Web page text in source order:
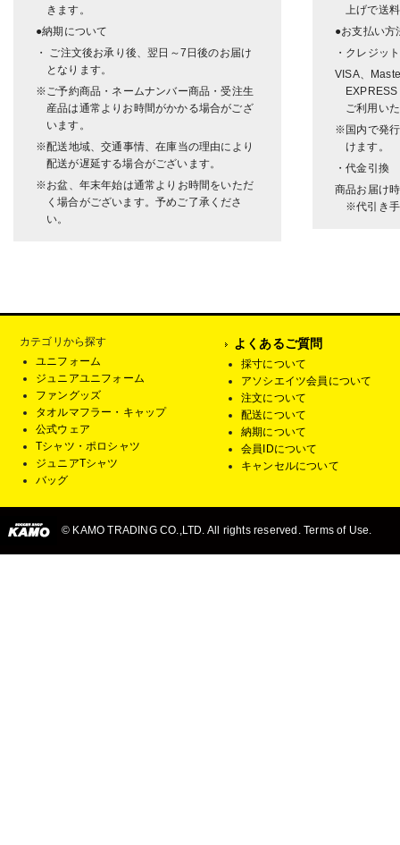
きます。
●納期について
・ ご注文後お承り後、翌日～7日後のお届け
となります。
※ご予約商品・ネームナンバー商品・受注生
産品は通常よりお時間がかかる場合がござ
います。
※配送地域、交通事情、在庫当の理由により
配送が遅延する場合がございます。
※お盆、年末年始は通常よりお時間をいただ
く場合がございます。予めご了承くださ
い。
上げで送
●お支払い方
・クレジッ
VISA、
ご利用い
※国内で発
けます。
・代金引換
商品お届け
※代引き
カテゴリから探す
ユニフォーム
ジュニアユニフォーム
ファングッズ
タオルマフラー・キャップ
公式ウェア
Tシャツ・ポロシャツ
ジュニアTシャツ
バッグ
よくあるご質問
採寸について
アソシエイツ会員について
注文について
配送について
納期について
会員IDについて
キャンセルについて
© KAMO TRADING CO.,LTD. All rights reserved. Terms of Use.